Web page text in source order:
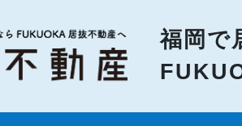
福岡で